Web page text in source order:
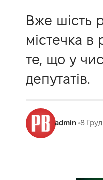
Вже шість
містечка в
те, що у
депутатів.
admin 8